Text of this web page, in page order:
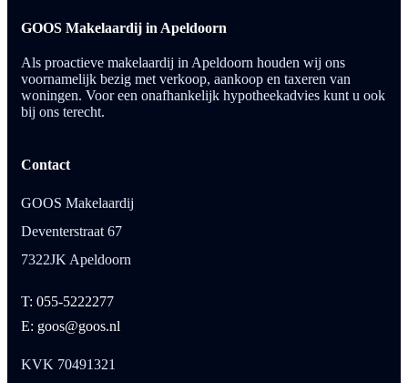
GOOS Makelaardij in Apeldoorn
Als proactieve makelaardij in Apeldoorn houden wij ons
voornamelijk bezig met verkoop, aankoop en taxeren van
woningen. Voor een onafhankelijk hypotheekadvies kunt u ook
bij ons terecht.
Contact
GOOS Makelaardij
Deventerstraat 67
7322JK Apeldoorn
T: 055-5222277
E: goos@goos.nl
KVK 70491321